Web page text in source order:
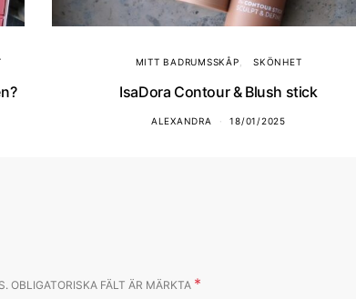
MITT BADRUMSSKÅP SKÖNHET
IsaDora Contour & Blush stick
ALEXANDRA 18/01/2025
OBLIGATORISKA FÄLT ÄR MÄRKTA *